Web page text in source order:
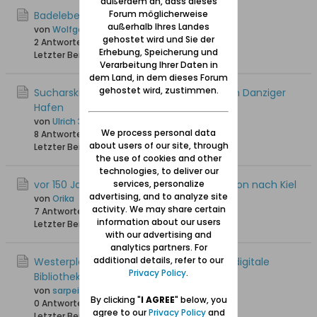
Badeleben auf der Westerplatte um 1900
von Wolfgang
2 Antworten
18.832 Hits0 Likes
Letzter Beitrag
04.11.2019, 15:42
Sucharski-Trasse - neue Verbindung zum Danziger
Hafen
von Ulrich 31
8 Antworten
22.406 Hits0 Likes
Letzter Beitrag25.04.2016, 17:48
vor 150 Jahren: Verlegung der Marinestation nach Kiel
von Orika
7 Antworten
15.757 Hits0 Likes
Letzter Beitrag16.03.2015, 13:28
Westerplatte-Literatur in der 'Pommern digitale
Bibliothek'
von sarpei
0 Antworten
12.716 Hits0 Likes
Forum möglicherweise
außerhalb Ihres Landes
gehostet wird und Sie der
Erhebung, Speicherung und
Verarbeitung Ihrer Daten in
dem Land, in dem dieses Forum
gehostet wird, zustimmen.
We process personal data
about users of our site, through
the use of cookies and other
technologies, to deliver our
services, personalize
advertising, and to analyze site
activity. We may share certain
information about our users
with our advertising and
analytics partners. For
additional details, refer to our
Privacy Policy.
By clicking "I AGREE" below, you
agree to ourPrivacy Policyand